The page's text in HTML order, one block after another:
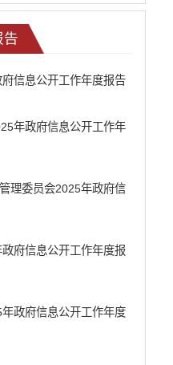
告
信息公开工作年度报告
年政府信息公开工作年
理委员会2025年政府信
府信息公开工作年度报
政府信息公开工作年度